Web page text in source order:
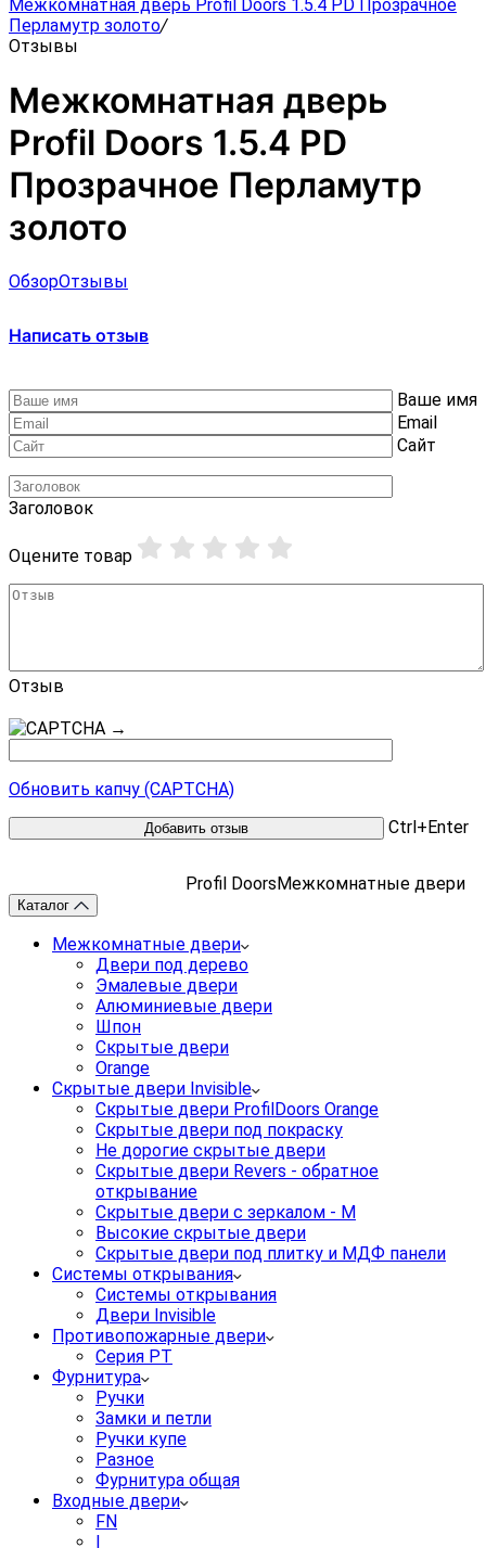
Межкомнатная дверь Profil Doors 1.5.4 PD Прозрачное
Перламутр золото/
Отзывы
Межкомнатная дверь
Profil Doors 1.5.4 PD
Прозрачное Перламутр
золото
ОбзорОтзывы
Написать отзыв
Ваше имя
Email
Сайт
Заголовок
Оцените товар
Отзыв
→
Обновить капчу (CAPTCHA)
Ctrl+Enter
Profil Doors Межкомнатные двери
Каталог
Межкомнатные двери
Двери под дерево
Эмалевые двери
Алюминиевые двери
Шпон
Скрытые двери
Orange
Скрытые двери Invisible
Скрытые двери ProfilDoors Orange
Скрытые двери под покраску
Не дорогие скрытые двери
Скрытые двери Revers - обратное
открывание
Скрытые двери с зеркалом - M
Высокие скрытые двери
Скрытые двери под плитку и МДФ панели
Системы открывания
Системы открывания
Двери Invisible
Противопожарные двери
Серия PT
Фурнитура
Ручки
Замки и петли
Ручки купе
Разное
Фурнитура общая
Входные двери
FN